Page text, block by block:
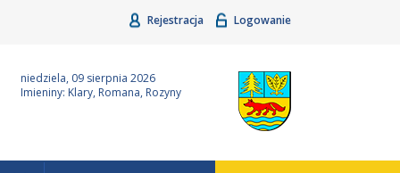
Rejestracja Logowanie
niedziela, 09 sierpnia 2026
Imieniny: Klary, Romana, Rozyny